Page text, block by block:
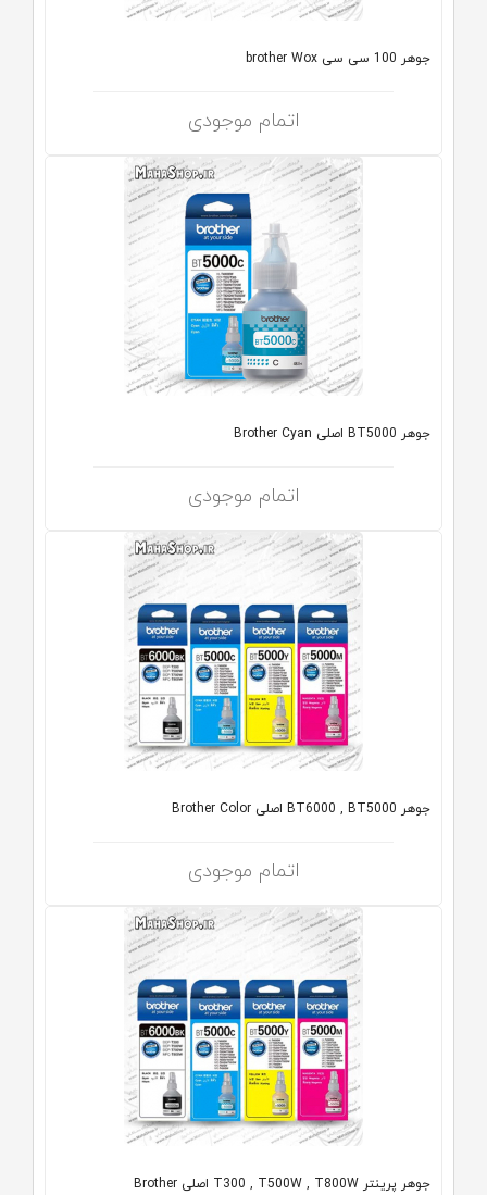
جوهر 100 سی سی brother Wox
اتمام موجودی
جوهر BT5000 اصلی Brother Cyan
اتمام موجودی
جوهر BT6000 , BT5000 اصلی Brother Color
اتمام موجودی
جوهر پرینتر T300 , T500W , T800W اصلی Brother